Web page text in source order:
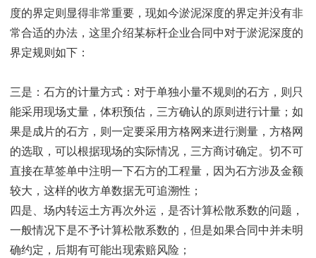
度的界定则显得非常重要，现如今淤泥深度的界定并没有非
常合适的办法，这里介绍某标杆企业合同中对于淤泥深度的
界定规则如下：
三是：石方的计量方式：对于单独小量不规则的石方，则只
能采用现场丈量，体积预估，三方确认的原则进行计量；如
果是成片的石方，则一定要采用方格网来进行测量，方格网
的选取，可以根据现场的实际情况，三方商讨确定。切不可
直接在草签单中注明一下石方的工程量，因为石方涉及金额
较大，这样的收方单数据无可追溯性；
四是、场内转运土方再次外运，是否计算松散系数的问题，
一般情况下是不予计算松散系数的，但是如果合同中并未明
确约定，后期有可能出现索赔风险；